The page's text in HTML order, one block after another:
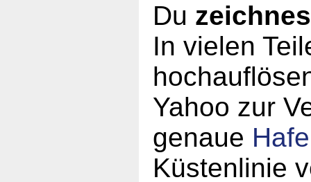
Du
In vielen
Yahoo zur
genaue
Küstenlinie